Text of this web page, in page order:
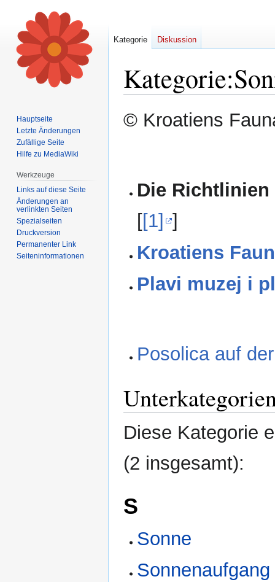
Kategorie:
Zur
Navigation
Zur
Suche
© Kroatiens
Die
[[1] ]
Kroatiens
Plavi muzej i
Posolica auf
Diese Kategorie
(2 insgesamt):
S
Sonne
Sonnenaufgang
Kategorie Diskussion
Hauptseite
Letzte Änderungen
Zufällige Seite
Hilfe zu MediaWiki
Werkzeuge
Links auf diese Seite
Änderungen an
verlinkten Seiten
Spezialseiten
Druckversion
Permanenter Link
Seiten­informationen